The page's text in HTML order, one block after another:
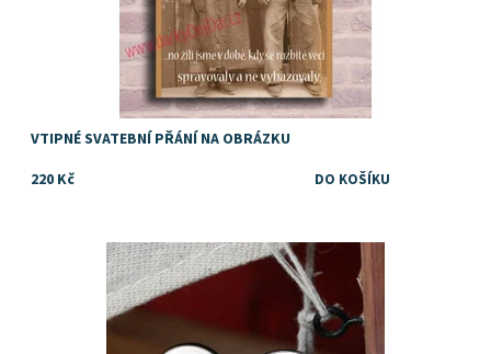
VTIPNÉ SVATEBNÍ PŘÁNÍ NA OBRÁZKU
220 Kč
Dostupnost: Skladem